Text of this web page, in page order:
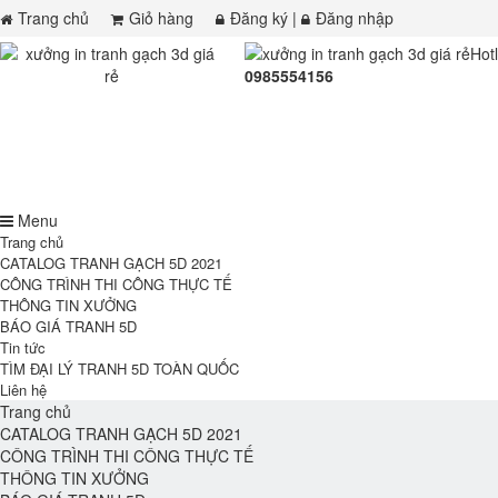
Trang chủ Giỏ hàng Đăng ký |
Đăng nhập
0985554156
Menu
Trang chủ
CATALOG TRANH GẠCH 5D 2021
CÔNG TRÌNH THI CÔNG THỰC TẾ
THÔNG TIN XƯỞNG
BÁO GIÁ TRANH 5D
Tin tức
TÌM ĐẠI LÝ TRANH 5D TOÀN QUỐC
Liên hệ
Trang chủ
CATALOG TRANH GẠCH 5D 2021
CÔNG TRÌNH THI CÔNG THỰC TẾ
THÔNG TIN XƯỞNG